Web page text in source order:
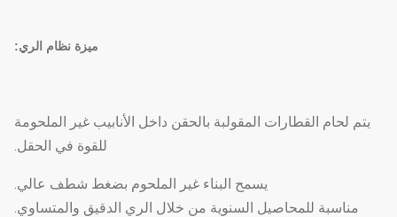
ميزة نظام الري:
يتم لحام القطارات المقولبة بالحقن داخل الأنابيب غير الملحومة
للقوة في الحقل.
يسمح البناء غير الملحوم بضغط شطف عالي.
مناسبة للمحاصيل السنوية من خلال الري الدقيق والمتساوي.